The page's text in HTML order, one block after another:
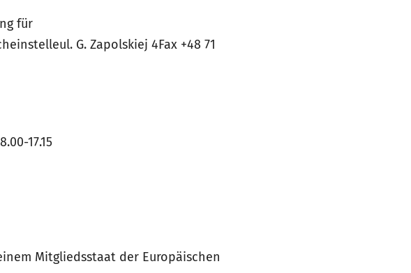
für
G. Zapolskiej 4Fax +48 71
17.15
Mitgliedsstaat der Europäischen